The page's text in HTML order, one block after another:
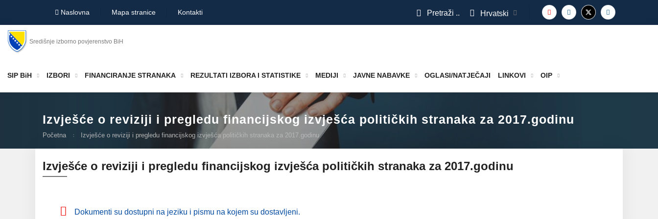
Naslovna Mapa stranice Kontakti Pretraži .. Hrvatski
Središnje izborno povjerenstvo BiH
SIP BiH IZBORI FINANCIRANJE STRANAKA REZULTATI IZBORA I STATISTIKE MEDIJI JAVNE NABAVKE OGLASI/NATJEČAJI LINKOVI OIP
Izvješće o reviziji i pregledu financijskog izvješća političkih stranaka za 2017.godinu
Početna Izvješće o reviziji i pregledu financijskog izvješća političkih stranaka za 2017.godinu
Izvješće o reviziji i pregledu financijskog izvješća političkih stranaka za 2017.godinu
Dokumenti su dostupni na jeziku i pismu na kojem su dostavljeni.